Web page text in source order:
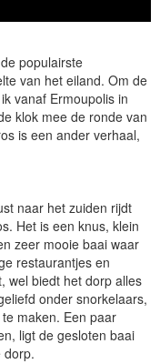
populairste
van het eiland. Om de
vanaf Ermoupolis in
klok mee de ronde van
is een ander verhaal,
naar het zuiden rijdt
Het is een knus, klein
zeer mooie baai waar
restaurantjes en
wel biedt het dorp alles
onder snorkelaars,
maken. Een paar
ligt de gesloten baai
dorp.